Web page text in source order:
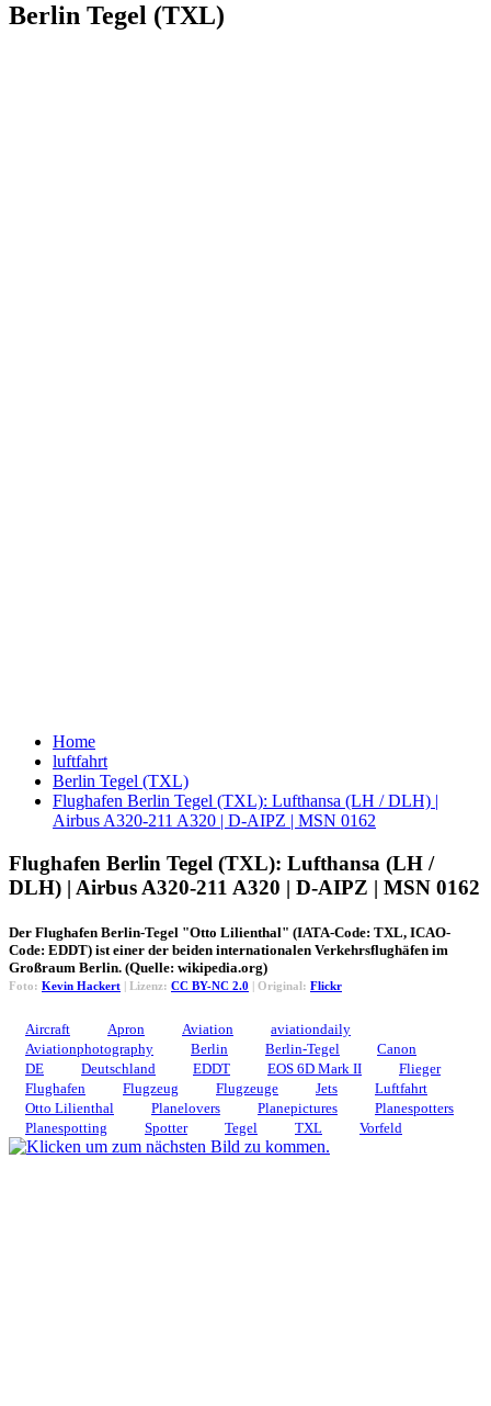
Berlin Tegel (TXL)
Home
luftfahrt
Berlin Tegel (TXL)
Flughafen Berlin Tegel (TXL): Lufthansa (LH / DLH) |
Airbus A320-211 A320 | D-AIPZ | MSN 0162
Flughafen Berlin Tegel (TXL): Lufthansa (LH /
DLH) | Airbus A320-211 A320 | D-AIPZ | MSN 0162
Der Flughafen Berlin-Tegel "Otto Lilienthal" (IATA-Code: TXL, ICAO-
Code: EDDT) ist einer der beiden internationalen Verkehrsflughäfen im
Großraum Berlin. (Quelle: wikipedia.org)
Foto: Kevin Hackert | Lizenz: CC BY-NC 2.0 | Original: Flickr
Aircraft Apron Aviation
aviationdaily
Aviationphotography
Berlin Berlin-Tegel
Canon
DE
Deutschland EDDT EOS 6D Mark II
Flieger
Flughafen
Flugzeug Flugzeuge Jets
Luftfahrt
Otto Lilienthal
Planelovers Planepictures
Planespotters
Planespotting
Spotter Tegel TXL Vorfeld